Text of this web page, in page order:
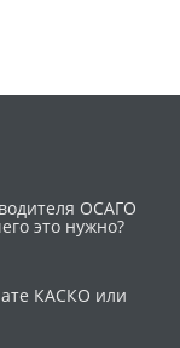
ОСАГО
это нужно?
КАСКО или